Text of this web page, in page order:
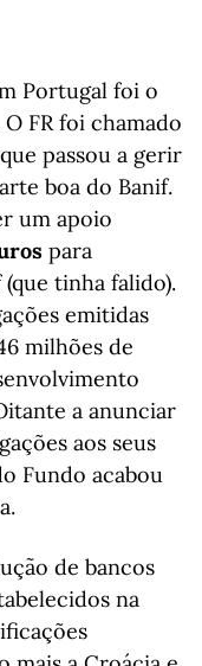
Portugal foi o
FR foi chamado
passou a gerir
boa do Banif.
um apoio
para
tinha falido).
emitidas
milhões de
a anunciar
aos seus
Fundo acabou
de bancos
na